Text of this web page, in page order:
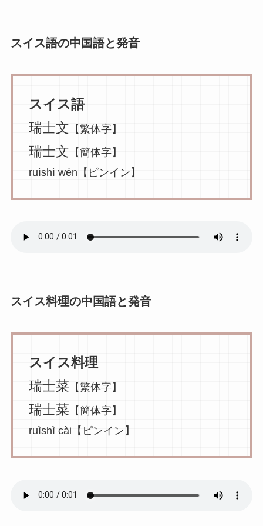
スイス語の中国語と発音
スイス語
瑞士文 【繁体字】
瑞士文 【簡体字】
ruìshì wén【ピンイン】
スイス料理の中国語と発音
スイス料理
瑞士菜 【繁体字】
瑞士菜 【簡体字】
ruìshì cài【ピンイン】